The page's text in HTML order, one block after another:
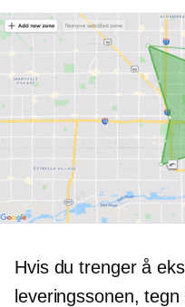
Hvis du trenger å
leveringssonen,